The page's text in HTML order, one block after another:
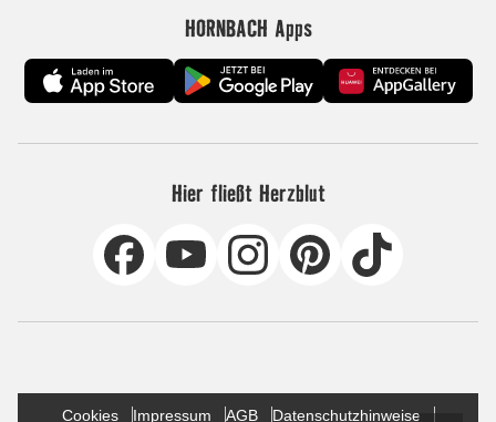
HORNBACH Apps
Hier fließt Herzblut
Cookies Impressum AGB Datenschutzhinweise